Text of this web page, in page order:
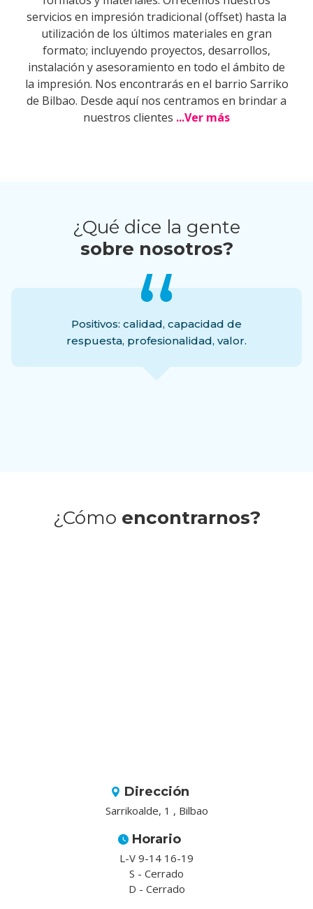
servicios en impresión tradicional (offset) hasta la
utilización de los últimos materiales en gran
formato; incluyendo proyectos, desarrollos,
instalación y asesoramiento en todo el ámbito de
la impresión. Nos encontrarás en el barrio Sarriko
de Bilbao. Desde aquí nos centramos en brindar a
nuestros clientes ...Ver más
¿Qué dice la gente
sobre nosotros?
Positivos: calidad, capacidad de
respuesta, profesionalidad, valor.
¿Cómo encontrarnos?
Dirección
Sarrikoalde, 1 , Bilbao
Horario
L-V 9-14 16-19
S - Cerrado
D - Cerrado